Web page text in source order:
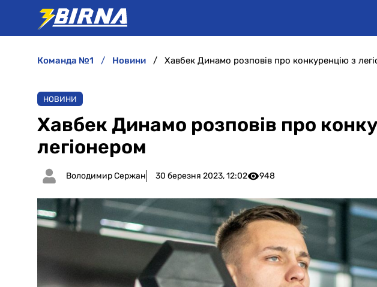
команда №1 новини Хавбек Динамо розповів про конкуренцію з
НОВИНИ
Хавбек Динамо розповів про
легіонером
Володимир Сержан 30 березня 2023, 12:02 948